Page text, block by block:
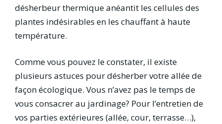
désherbeur thermique anéantit les cellules des
plantes indésirables en les chauffant à haute
température.
Comme vous pouvez le constater, il existe
plusieurs astuces pour désherber votre allée de
façon écologique. Vous n’avez pas le temps de
vous consacrer au jardinage? Pour l’entretien de
vos parties extérieures (allée, cour, terrasse…),